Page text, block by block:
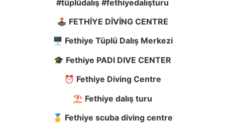
#tüplüdalış #fethiyedalışturu
🕹️ FETHİYE DİVİNG CENTRE
🖥️ Fethiye Tüplü DalışMerkezi
🎓 Fethiye PADI DIVE CENTER
⏰ Fethiye Diving Centre
⛱️ Fethiye dalış turu
🥇 Fethiye scuba diving centre